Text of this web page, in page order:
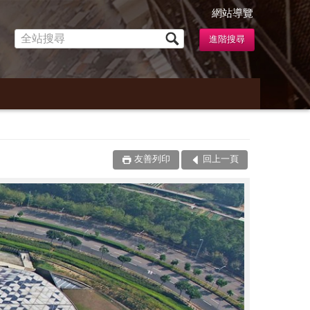
網站導覽
友善列印 回上一頁